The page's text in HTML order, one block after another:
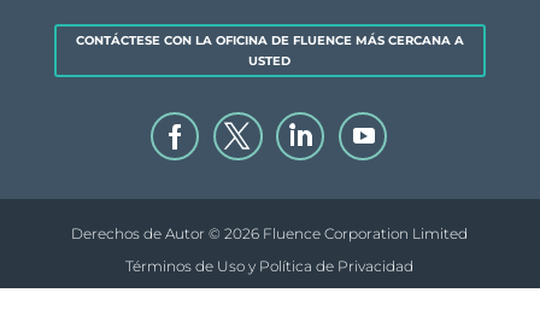
CONTÁCTESE CON LA OFICINA DE FLUENCE MÁS CERCANA A
USTED
Derechos de Autor © 2026 Fluence Corporation Limited
Términos de Uso y Política de Privacidad